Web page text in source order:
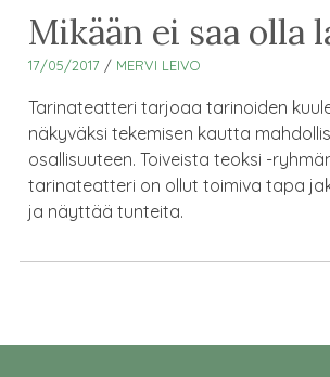
Mikään ei saa olla
17/05/2017 / MERVI LEIVO
Tarinateatteri tarjoaa tarinoiden
näkyväksi tekemisen kautta
osallisuuteen. Toiveista teoksi -
tarinateatteri on ollut toimiva tapa
ja näyttää tunteita.